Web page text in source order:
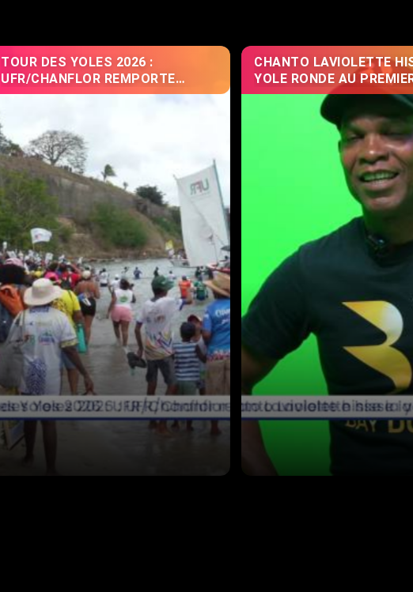
TOUR DES YOLES 2026 :
UFR/CHANFLOR REMPORTE
SEREINEMENT LA 5ÈME ÉTAPE
CHANTO LAVIOLETTE
YOLE RONDE AU
AVEC "BAY DOUVAN"